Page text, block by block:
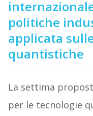
politiche
applicata
quantistiche
La settima
per le tecnologie